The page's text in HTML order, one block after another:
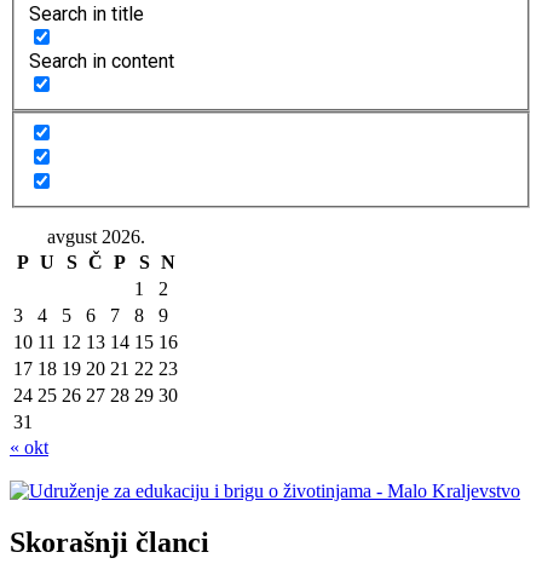
Search in title
Search in content
avgust 2026.
P U S Č P S N
1
2
3
4 5 6 7 8
9
10 11 12 13 14 15 16
17 18 19 20 21 22 23
24 25 26 27 28 29 30
31
« okt
Skorašnji članci